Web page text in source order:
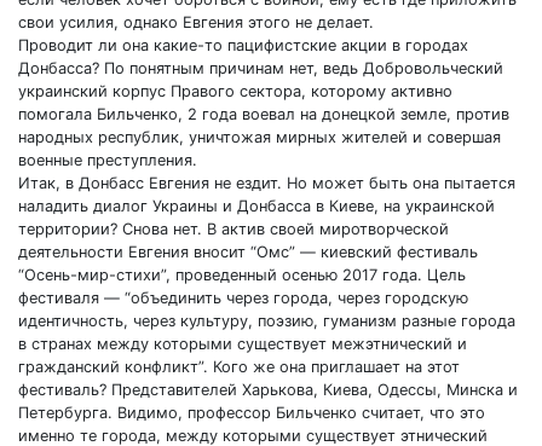
свои усилия, однако Евгения этого не делает.
Проводит ли она какие-то пацифистские акции в городах
Донбасса? По понятным причинам нет, ведь Добровольческий
украинский корпус Правого сектора, которому активно
помогала Бильченко, 2 года воевал на донецкой земле, против
народных республик, уничтожая мирных жителей и совершая
военные преступления.
Итак, в Донбасс Евгения не ездит. Но может быть она пытается
наладить диалог Украины и Донбасса в Киеве, на украинской
территории? Снова нет. В актив своей миротворческой
деятельности Евгения вносит “Омс” — киевский фестиваль
“Осень-мир-стихи”, проведенный осенью 2017 года. Цель
фестиваля — “объединить через города, через городскую
идентичность, через культуру, поэзию, гуманизм разные города
в странах между которыми существует межэтнический и
гражданский конфликт”. Кого же она приглашает на этот
фестиваль? Представителей Харькова, Киева, Одессы, Минска и
Петербурга. Видимо, профессор Бильченко считает, что это
именно те города, между которыми существует этнический